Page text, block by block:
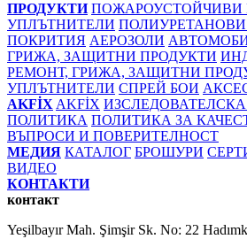
ПРОДУКТИ ПОЖАРОУСТОЙЧИВИ
УПЛЪТНИТЕЛИ
ПОКРИТИЯ АЕРОЗОЛИ
ГРИЖА, ЗАЩИТНИ ПРОДУКТИ
РЕМОНТ, ГРИЖА, ЗАЩИТНИ
УПЛЪТНИТЕЛИ СПРЕЙ БОИ
AKFİX AKFİX
ПОЛИТИКА ПОЛИТИКА ЗА
ВЪПРОСИ И ПОВЕРИТЕЛНОСТ
МЕДИЯ КАТАЛОГ БРОШУРИ
ВИДЕО
КОНТАКТИ
контакт
Yeşilbayır Mah. Şimşir Sk. No: 22